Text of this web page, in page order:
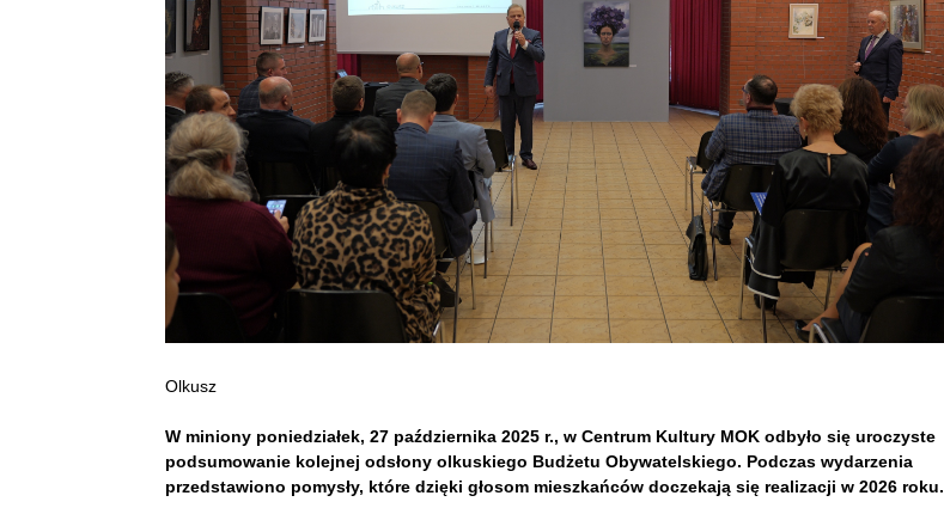
Olkusz
W miniony poniedziałek, 27 października 2025 r., w Centrum Kultury MOK odbyło się uroczyste
podsumowanie kolejnej odsłony olkuskiego Budżetu Obywatelskiego. Podczas wydarzenia
przedstawiono pomysły, które dzięki głosom mieszkańców doczekają się realizacji w 2026 roku.